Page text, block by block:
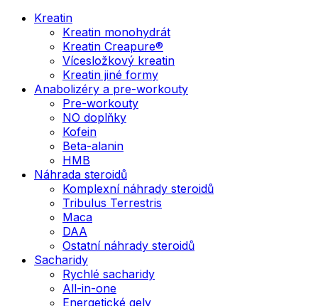
Kreatin
Kreatin monohydrát
Kreatin Creapure®
Vícesložkový kreatin
Kreatin jiné formy
Anabolizéry a pre-workouty
Pre-workouty
NO doplňky
Kofein
Beta-alanin
HMB
Náhrada steroidů
Komplexní náhrady steroidů
Tribulus Terrestris
Maca
DAA
Ostatní náhrady steroidů
Sacharidy
Rychlé sacharidy
All-in-one
Energetické gely